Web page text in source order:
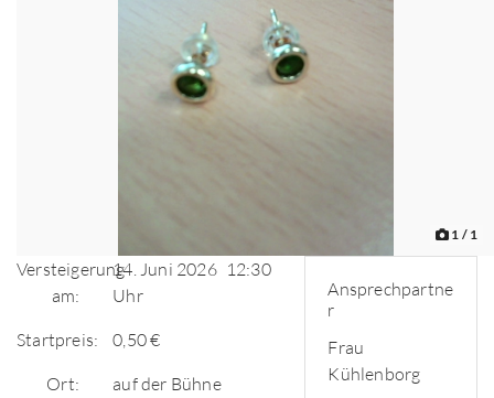
1 / 1
Versteigerung
am:
14. Juni 2026 12:30
Uhr
Startpreis:
0,50 €
Ort:
auf der Bühne
Ansprechpartne
r
Frau
Kühlenborg